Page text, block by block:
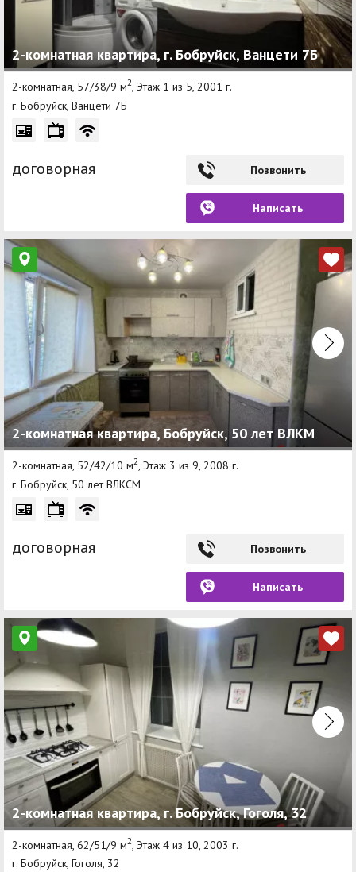
2-комнатная квартира, г. Бобруйск, Ванцети 7Б
2-комнатная, 57/38/9 м2 , Этаж 1 из 5, 2001 г.
г. Бобруйск, Ванцети 7Б
договорная Позвонить
Написать
2-комнатная квартира, Бобруйск, 50 лет ВЛКМ
2-комнатная, 52/42/10 м2, Этаж 3 из 9, 2008 г.
г. Бобруйск, 50 лет ВЛКСМ
договорная Позвонить
Написать
2-комнатная квартира, г. Бобруйск, Гоголя, 32
2-комнатная, 62/51/9 м2 , Этаж 4 из 10, 2003 г.
г. Бобруйск, Гоголя, 32